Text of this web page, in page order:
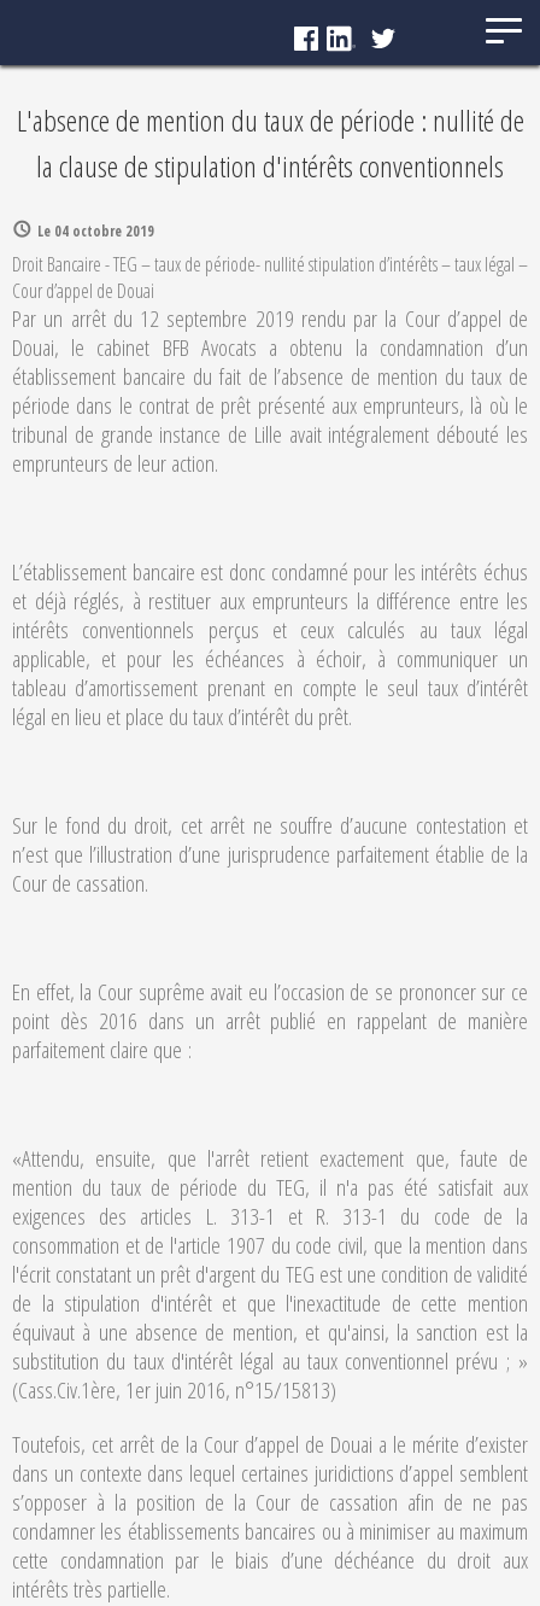
L'absence de mention du taux de période : nullité de
la clause de stipulation d'intérêts conventionnels
Le 04 octobre 2019
Droit Bancaire - TEG – taux de période- nullité stipulation d’intérêts – taux légal –
Cour d’appel de Douai
Par un arrêt du 12 septembre 2019 rendu par la Cour d’appel de
Douai, le cabinet BFB Avocats a obtenu la condamnation d’un
établissement bancaire du fait de l’absence de mention du taux de
période dans le contrat de prêt présenté aux emprunteurs, là où le
tribunal de grande instance de Lille avait intégralement débouté les
emprunteurs de leur action.
L’établissement bancaire est donc condamné pour les intérêts échus
et déjà réglés, à restituer aux emprunteurs la différence entre les
intérêts conventionnels perçus et ceux calculés au taux légal
applicable, et pour les échéances à échoir, à communiquer un
tableau d’amortissement prenant en compte le seul taux d’intérêt
légal en lieu et place du taux d’intérêt du prêt.
Sur le fond du droit, cet arrêt ne souffre d’aucune contestation et
n’est que l’illustration d’une jurisprudence parfaitement établie de la
Cour de cassation.
En effet, la Cour suprême avait eu l’occasion de se prononcer sur ce
point dès 2016 dans un arrêt publié en rappelant de manière
parfaitement claire que :
«Attendu, ensuite, que l'arrêt retient exactement que, faute de
mention du taux de période du TEG, il n'a pas été satisfait aux
exigences des articles L. 313-1 et R. 313-1 du code de la
consommation et de l'article 1907 du code civil, que la mention dans
l'écrit constatant un prêt d'argent du TEG est une condition de validité
de la stipulation d'intérêt et que l'inexactitude de cette mention
équivaut à une absence de mention, et qu'ainsi, la sanction est la
substitution du taux d'intérêt légal au taux conventionnel prévu ; »
(Cass.Civ.1ère, 1er juin 2016, n°15/15813)
Toutefois, cet arrêt de la Cour d’appel de Douai a le mérite d’exister
dans un contexte dans lequel certaines juridictions d’appel semblent
s’opposer à la position de la Cour de cassation afin de ne pas
condamner les établissements bancaires ou à minimiser au maximum
cette condamnation par le biais d’une déchéance du droit aux
intérêts très partielle.